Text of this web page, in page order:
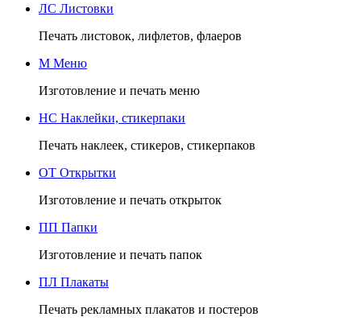
ЛС Листовки
Печать листовок, лифлетов, флаеров
М Меню
Изготовление и печать меню
НС Наклейки, стикерпаки
Печать наклеек, стикеров, стикерпаков
ОТ Открытки
Изготовление и печать открыток
ПП Папки
Изготовление и печать папок
ПЛ Плакаты
Печать рекламных плакатов и постеров